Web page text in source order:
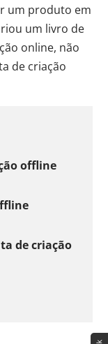
um produto em
um livro de
online, não
de criação
offline
de criação